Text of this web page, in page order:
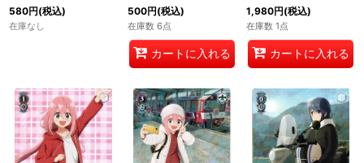
580円(税込)
在庫なし
500円(税込)
在庫数 6点
カートに入れる
1,980円(税込)
在庫数 1点
カートに入れる